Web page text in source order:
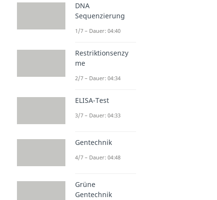
DNA
Sequenzierung
1/7 – Dauer: 04:40
Restriktionsenzy
me
2/7 – Dauer: 04:34
ELISA-Test
3/7 – Dauer: 04:33
Gentechnik
4/7 – Dauer: 04:48
Grüne
Gentechnik